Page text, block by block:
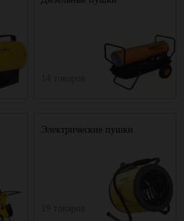
Электрические пушки